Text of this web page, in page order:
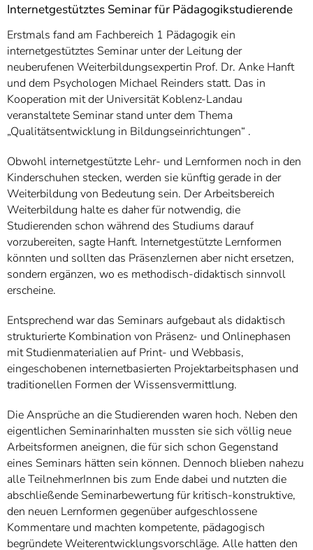
Internetgestütztes Seminar für Pädagogikstudierende
Erstmals fand am Fachbereich 1 Pädagogik ein
internetgestütztes Seminar unter der Leitung der
neuberufenen Weiterbildungsexpertin Prof. Dr. Anke Hanft
und dem Psychologen Michael Reinders statt. Das in
Kooperation mit der Universität Koblenz-Landau
veranstaltete Seminar stand unter dem Thema
„Qualitätsentwicklung in Bildungseinrichtungen“ .
Obwohl internetgestützte Lehr- und Lernformen noch in den
Kinderschuhen stecken, werden sie künftig gerade in der
Weiterbildung von Bedeutung sein. Der Arbeitsbereich
Weiterbildung halte es daher für notwendig, die
Studierenden schon während des Studiums darauf
vorzubereiten, sagte Hanft. Internetgestützte Lernformen
könnten und sollten das Präsenzlernen aber nicht ersetzen,
sondern ergänzen, wo es methodisch-didaktisch sinnvoll
erscheine.
Entsprechend war das Seminars aufgebaut als didaktisch
strukturierte Kombination von Präsenz- und Onlinephasen
mit Studienmaterialien auf Print- und Webbasis,
eingeschobenen internetbasierten Projektarbeitsphasen und
traditionellen Formen der Wissensvermittlung.
Die Ansprüche an die Studierenden waren hoch. Neben den
eigentlichen Seminarinhalten mussten sie sich völlig neue
Arbeitsformen aneignen, die für sich schon Gegenstand
eines Seminars hätten sein können. Dennoch blieben nahezu
alle TeilnehmerInnen bis zum Ende dabei und nutzten die
abschließende Seminarbewertung für kritisch-konstruktive,
den neuen Lernformen gegenüber aufgeschlossene
Kommentare und machten kompetente, pädagogisch
begründete Weiterentwicklungsvorschläge. Alle hatten den